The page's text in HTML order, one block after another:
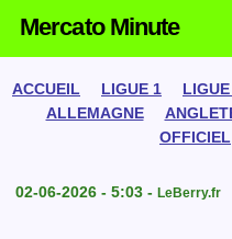
Mercato Minute
ACCUEIL LIGUE 1
ALLEMAGNE
OFFICIEL
02-06-2026 - 5:03 - LeBerry.fr